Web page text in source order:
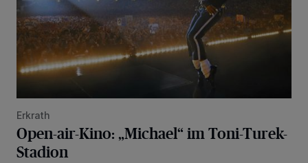
Erkrath
Open-air-Kino: „Michael“ im Toni-Turek-
Stadion